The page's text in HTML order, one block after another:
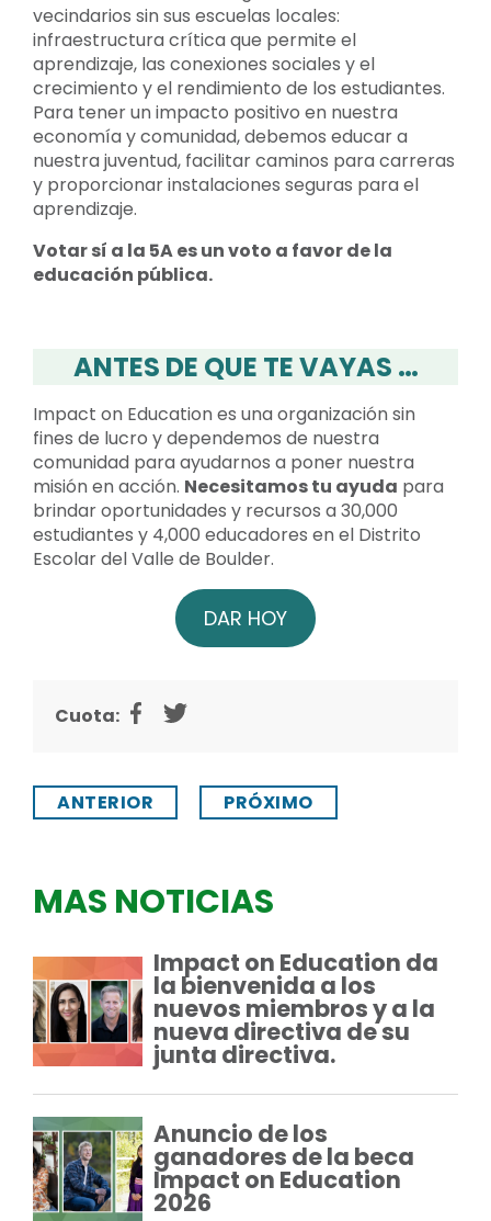
vecindarios sin sus escuelas locales:
infraestructura crítica que permite el
aprendizaje, las conexiones sociales y el
crecimiento y el rendimiento de los estudiantes.
Para tener un impacto positivo en nuestra
economía y comunidad, debemos educar a
nuestra juventud, facilitar caminos para carreras
y proporcionar instalaciones seguras para el
aprendizaje.
Votar sí a la 5A es un voto a favor de la
educación pública.
ANTES DE QUE TE VAYAS …
Impact on Education es una organización sin
fines de lucro y dependemos de nuestra
comunidad para ayudarnos a poner nuestra
misión en acción. Necesitamos tu ayuda para
brindar oportunidades y recursos a 30,000
estudiantes y 4,000 educadores en el Distrito
Escolar del Valle de Boulder.
DAR HOY
Cuota:
ANTERIOR PRÓXIMO
MAS NOTICIAS
Impact on Education da
la bienvenida a los
nuevos miembros y a la
nueva directiva de su
junta directiva.
Anuncio de los
ganadores de la beca
Impact on Education
2026